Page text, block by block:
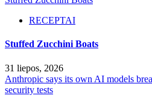
RECEPTAI
Stuffed Zucchini Boats
31 liepos, 2026
Anthropic says its own AI models
security tests